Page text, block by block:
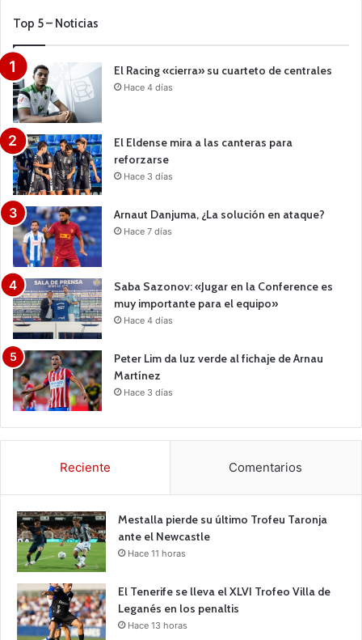
Top 5 – Noticias
El Racing «cierra» su cuarteto de centrales
Hace 4 días
El Eldense mira a las canteras para
reforzarse
Hace 3 días
Arnaut Danjuma, ¿La solución en ataque?
Hace 7 días
Saba Sazonov: «Jugar en la Conference es
muy importante para el equipo»
Hace 4 días
Peter Lim da luz verde al fichaje de Arnau
Martínez
Hace 3 días
Reciente Comentarios
Mestalla pierde su último Trofeu Taronja
ante el Newcastle
Hace 11 horas
El Tenerife se lleva el XLVI Trofeo Villa de
Leganés en los penaltis
Hace 13 horas